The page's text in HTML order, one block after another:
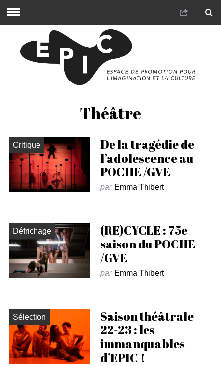
Théâtre
Critique
De la tragédie de
l’adolescence au
POCHE /GVE
par Emma Thibert
Défrichage
(RE)CYCLE : 75e
saison du POCHE
/GVE
par Emma Thibert
Sélection
Saison théâtrale
22-23 : les
immanquables
d’EPIC !